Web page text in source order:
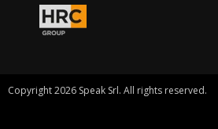
Copyright 2026 Speak Srl. All rights reserved.